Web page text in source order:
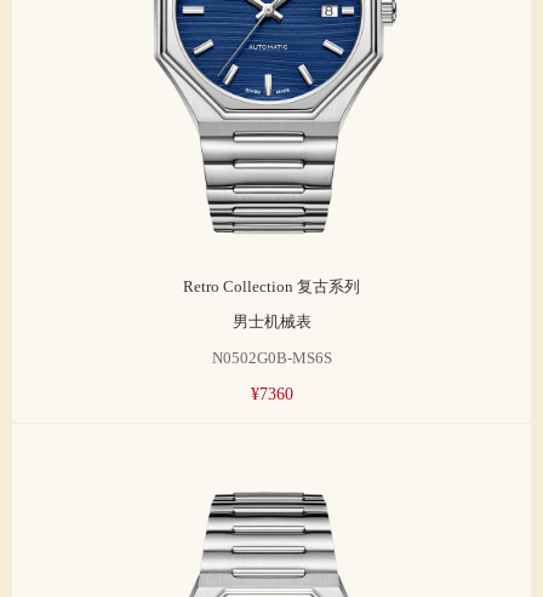
Retro Collection 复古系列
男士机械表
N0502G0B-MS6S
¥7360